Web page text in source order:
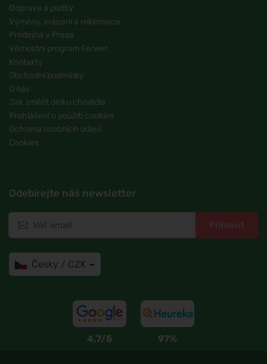
Doprava a platby
Výměny, vrácení a reklamace
Prodejna v Praze
Věrnostní program Ferwer
Kontakty
Obchodní podmínky
O nás
Jak změřit délku chodidla
Prohlášení o použití cookies
Ochrana osobních údajů
Cookies
Odebírejte náš newsletter
Přihlásit
Česky / CZK
4,7/5 97%